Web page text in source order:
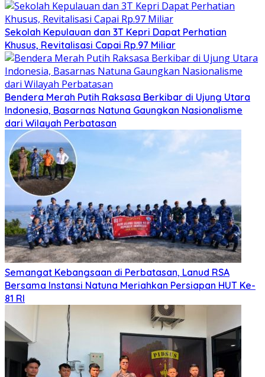
Sekolah Kepulauan dan 3T Kepri Dapat Perhatian
Khusus, Revitalisasi Capai Rp.97 Miliar
Bendera Merah Putih Raksasa Berkibar di Ujung Utara
Indonesia, Basarnas Natuna Gaungkan Nasionalisme
dari Wilayah Perbatasan
Semangat Kebangsaan di Perbatasan, Lanud RSA
Bersama Instansi Natuna Meriahkan Persiapan HUT Ke-
81 RI